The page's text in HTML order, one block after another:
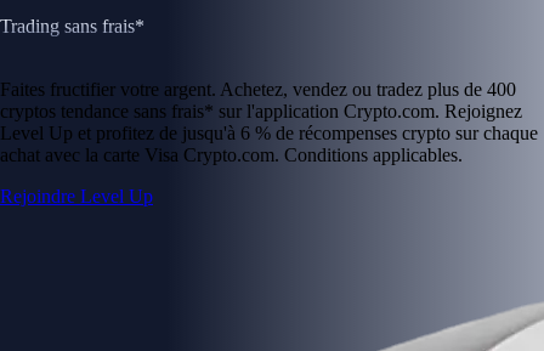
Trading sans frais*
Faites fructifier votre argent. Achetez, vendez ou tradez plus de 400
cryptos tendance sans frais* sur l'application Crypto.com. Rejoignez
Level Up et profitez de jusqu'à 6 % de récompenses crypto sur chaque
achat avec la carte Visa Crypto.com. Conditions applicables.
Rejoindre Level Up